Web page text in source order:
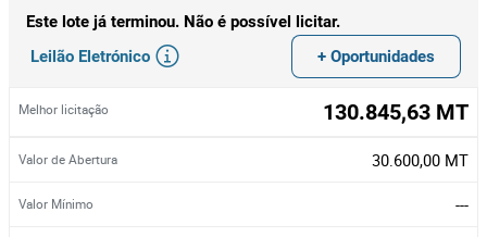
Este lote já terminou. Não é possível licitar.
Leilão Eletrónico
+ Oportunidades
Melhor licitação 130.845,63 MT
Valor de Abertura 30.600,00 MT
Valor Mínimo ---